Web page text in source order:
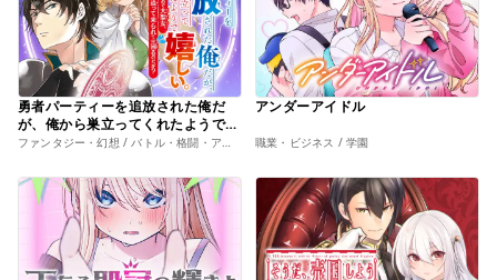
勇者パーティーを追放された俺だ
が、俺から巣立ってくれたようで嬉
しい。……なので大聖女、お前に追
ファンタジー・幻想 / バトル・格闘・アクション
アンダーアイドル
職業・ビジネス / 学園